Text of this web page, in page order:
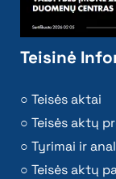
Teisinė
Teisės aktai
Teisės aktų
Tyrimai ir
Teisės aktų